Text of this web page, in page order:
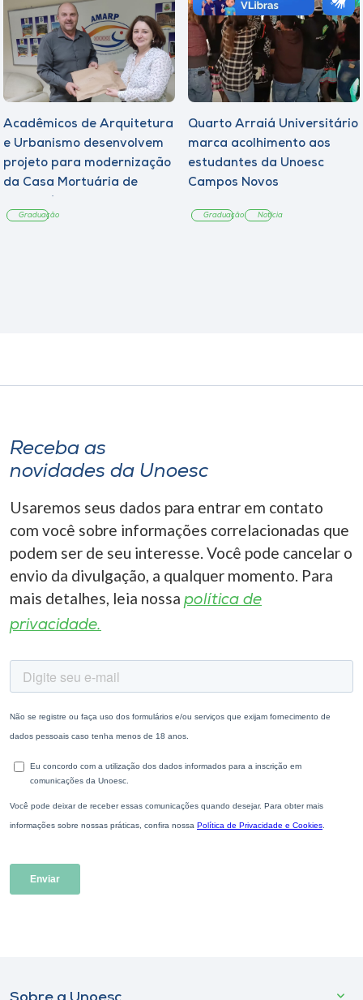
Acadêmicos de Arquitetura
e Urbanismo desenvolvem
projeto para modernização
da Casa Mortuária de
Graduação
Quarto Arraiá Universitário
marca acolhimento aos
estudantes da Unoesc
Campos Novos
Graduação Notícia
Receba as
novidades da Unoesc
Usaremos seus dados para entrar em contato
com você sobre informações correlacionadas que
podem ser de seu interesse. Você pode cancelar o
envio da divulgação, a qualquer momento. Para
mais detalhes, leia nossa política de
privacidade.